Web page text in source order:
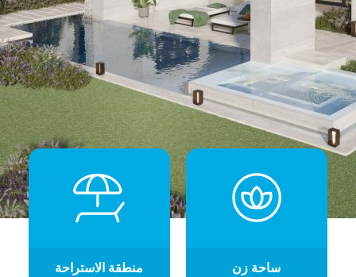
منطقة الاستراحة ساحة زن